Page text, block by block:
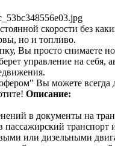
скорости без
но и топливо.
Вы просто снимаете
управление на себя,
Вы можете всегда
Описание:
в документы на
пассажирский транспорт
или дизельными